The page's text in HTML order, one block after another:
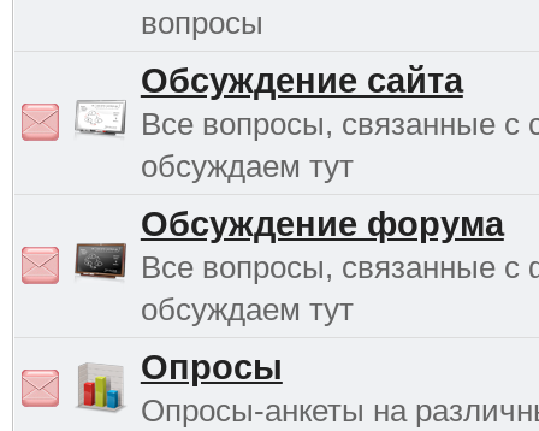
вопросы
Обсуждение сайта
Все вопросы, связанные с
обсуждаем тут
Обсуждение форума
Все вопросы, связанные
обсуждаем тут
Опросы
Опросы-анкеты на